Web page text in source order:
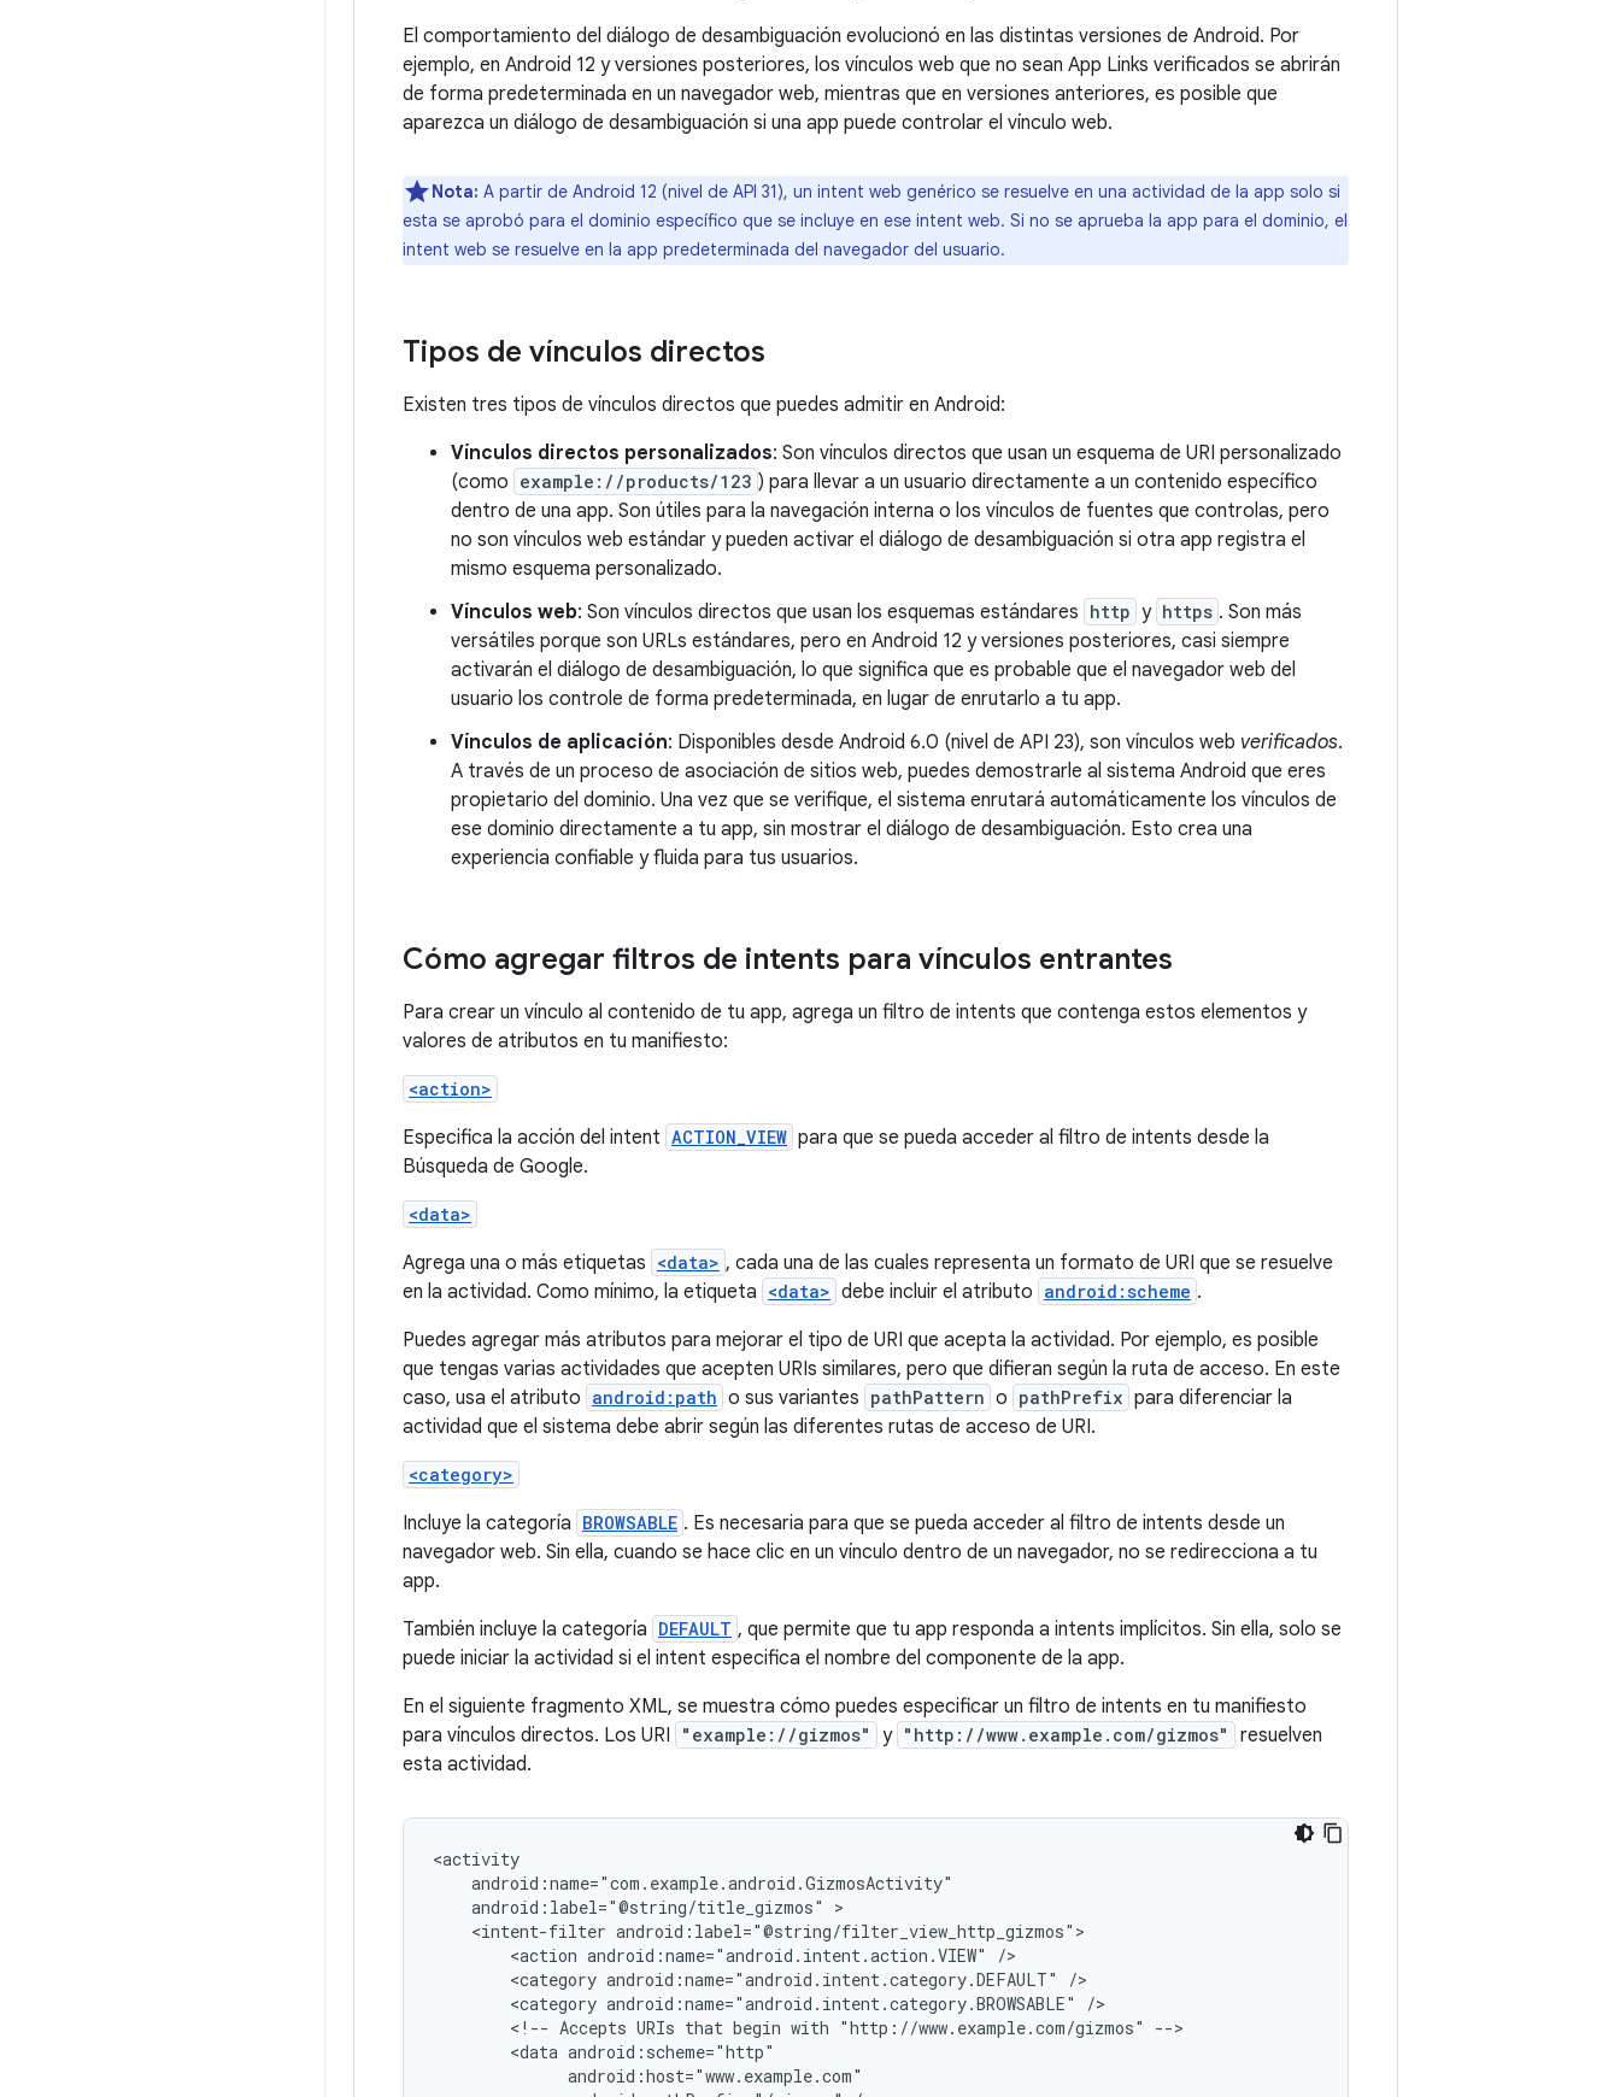
El comportamiento del diálogo de desambiguación evolucionó en las distintas versiones de Android. Por
ejemplo, en Android 12 y versiones posteriores, los vínculos web que no sean App Links verificados se abrirán
de forma predeterminada en un navegador web, mientras que en versiones anteriores, es posible que
aparezca un diálogo de desambiguación si una app puede controlar el vínculo web.
Nota: A partir de Android 12 (nivel de API 31), un intent web genérico se resuelve en una actividad de la app solo si
esta se aprobó para el dominio específico que se incluye en ese intent web. Si no se aprueba la app para el dominio, el
intent web se resuelve en la app predeterminada del navegador del usuario.
Tipos de vínculos directos
Existen tres tipos de vínculos directos que puedes admitir en Android:
Vínculos directos personalizados: Son vínculos directos que usan un esquema de URI personalizado
(como example://products/123 ) para llevar a un usuario directamente a un contenido específico
dentro de una app. Son útiles para la navegación interna o los vínculos de fuentes que controlas, pero
no son vínculos web estándar y pueden activar el diálogo de desambiguación si otra app registra el
mismo esquema personalizado.
Vínculos web: Son vínculos directos que usan los esquemas estándares http y https . Son más
versátiles porque son URLs estándares, pero en Android 12 y versiones posteriores, casi siempre
activarán el diálogo de desambiguación, lo que significa que es probable que el navegador web del
usuario los controle de forma predeterminada, en lugar de enrutarlo a tu app.
Vínculos de aplicación: Disponibles desde Android 6.0 (nivel de API 23), son vínculos web verificados.
A través de un proceso de asociación de sitios web, puedes demostrarle al sistema Android que eres
propietario del dominio. Una vez que se verifique, el sistema enrutará automáticamente los vínculos de
ese dominio directamente a tu app, sin mostrar el diálogo de desambiguación. Esto crea una
experiencia confiable y fluida para tus usuarios.
Cómo agregar filtros de intents para vínculos entrantes
Para crear un vínculo al contenido de tu app, agrega un filtro de intents que contenga estos elementos y
valores de atributos en tu manifiesto:
<action>
Especifica la acción del intent ACTION_VIEW para que se pueda acceder al filtro de intents desde la
Búsqueda de Google.
<data>
Agrega una o más etiquetas <data> , cada una de las cuales representa un formato de URI que se resuelve
en la actividad. Como mínimo, la etiqueta <data> debe incluir el atributo android:scheme .
Puedes agregar más atributos para mejorar el tipo de URI que acepta la actividad. Por ejemplo, es posible
que tengas varias actividades que acepten URIs similares, pero que difieran según la ruta de acceso. En este
caso, usa el atributo android:path o sus variantes pathPattern o pathPrefix para diferenciar la
actividad que el sistema debe abrir según las diferentes rutas de acceso de URI.
<category>
Incluye la categoría BROWSABLE . Es necesaria para que se pueda acceder al filtro de intents desde un
navegador web. Sin ella, cuando se hace clic en un vínculo dentro de un navegador, no se redirecciona a tu
app.
También incluye la categoría DEFAULT , que permite que tu app responda a intents implícitos. Sin ella, solo se
puede iniciar la actividad si el intent especifica el nombre del componente de la app.
En el siguiente fragmento XML, se muestra cómo puedes especificar un filtro de intents en tu manifiesto
para vínculos directos. Los URI
"example://gizmos" y "http://www.example.com/gizmos"
resuelven
esta actividad.
android:label="@string/title_gizmos"
<intent-filter
<action android:name="android.intent.action.VIEW"
<category android:name="android.intent.category.DEFAULT"
<category android:name="android.intent.category.BROWSABLE"
<!-- Accepts URIs that begin with "http://www.example.com/gizmos"
<data